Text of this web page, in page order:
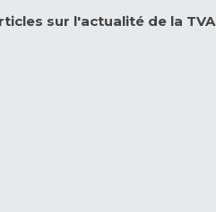
sur l'actualité de la TVA